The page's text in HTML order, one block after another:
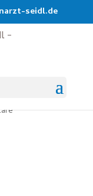
seidl.de